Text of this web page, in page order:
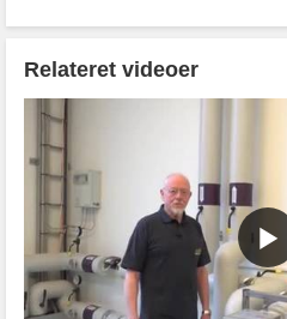
Relateret videoer